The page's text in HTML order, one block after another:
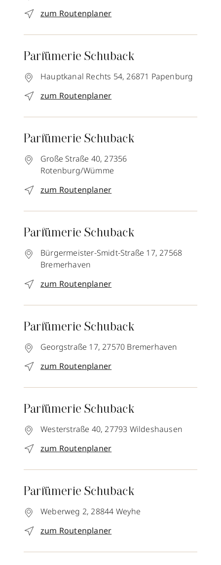
zum Routenplaner
Parfümerie Schuback
Hauptkanal Rechts 54, 26871 Papenburg
zum Routenplaner
Parfümerie Schuback
Große Straße 40, 27356
Rotenburg/Wümme
zum Routenplaner
Parfümerie Schuback
Bürgermeister-Smidt-Straße 17, 27568
Bremerhaven
zum Routenplaner
Parfümerie Schuback
Georgstraße 17, 27570 Bremerhaven
zum Routenplaner
Parfümerie Schuback
Westerstraße 40, 27793 Wildeshausen
zum Routenplaner
Parfümerie Schuback
Weberweg 2, 28844 Weyhe
zum Routenplaner